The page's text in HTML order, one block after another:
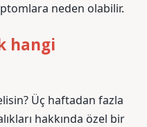
neden olabilir.
hangi
Üç haftadan fazla
hakkında özel bir